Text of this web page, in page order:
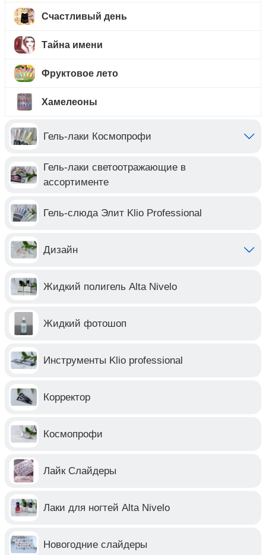
Счастливый день
Тайна имени
Фруктовое лето
Хамелеоны
Гель-лаки Космопрофи
Гель-лаки светоотражающие в
ассортименте
Гель-слюда Элит Klio Professional
Дизайн
Жидкий полигель Alta Nivelo
Жидкий фотошоп
Инструменты Klio professional
Корректор
Космопрофи
Лайк Слайдеры
Лаки для ногтей Alta Nivelo
Новогодние слайдеры